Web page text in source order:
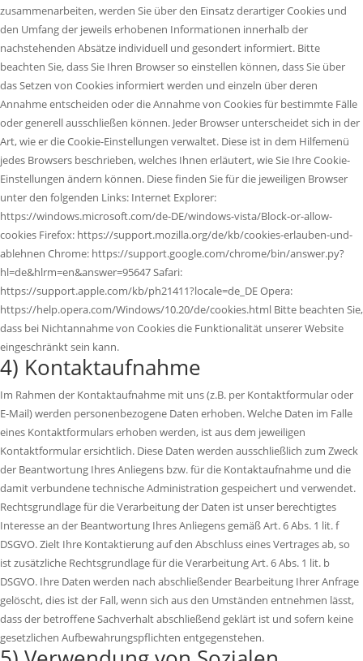
zusammenarbeiten, werden Sie über den Einsatz derartiger Cookies und
den Umfang der jeweils erhobenen Informationen innerhalb der
nachstehenden Absätze individuell und gesondert informiert. Bitte
beachten Sie, dass Sie Ihren Browser so einstellen können, dass Sie über
das Setzen von Cookies informiert werden und einzeln über deren
Annahme entscheiden oder die Annahme von Cookies für bestimmte Fälle
oder generell ausschließen können. Jeder Browser unterscheidet sich in der
Art, wie er die Cookie-Einstellungen verwaltet. Diese ist in dem Hilfemenü
jedes Browsers beschrieben, welches Ihnen erläutert, wie Sie Ihre Cookie-
Einstellungen ändern können. Diese finden Sie für die jeweiligen Browser
unter den folgenden Links: Internet Explorer:
https://windows.microsoft.com/de-DE/windows-vista/Block-or-allow-
cookies Firefox: https://support.mozilla.org/de/kb/cookies-erlauben-und-
ablehnen Chrome: https://support.google.com/chrome/bin/answer.py?
hl=de&hlrm=en&answer=95647 Safari:
https://support.apple.com/kb/ph21411?locale=de_DE Opera:
https://help.opera.com/Windows/10.20/de/cookies.html Bitte beachten Sie,
dass bei Nichtannahme von Cookies die Funktionalität unserer Website
eingeschränkt sein kann.
4) Kontaktaufnahme
Im Rahmen der Kontaktaufnahme mit uns (z.B. per Kontaktformular oder
E-Mail) werden personenbezogene Daten erhoben. Welche Daten im Falle
eines Kontaktformulars erhoben werden, ist aus dem jeweiligen
Kontaktformular ersichtlich. Diese Daten werden ausschließlich zum Zweck
der Beantwortung Ihres Anliegens bzw. für die Kontaktaufnahme und die
damit verbundene technische Administration gespeichert und verwendet.
Rechtsgrundlage für die Verarbeitung der Daten ist unser berechtigtes
Interesse an der Beantwortung Ihres Anliegens gemäß Art. 6 Abs. 1 lit. f
DSGVO. Zielt Ihre Kontaktierung auf den Abschluss eines Vertrages ab, so
ist zusätzliche Rechtsgrundlage für die Verarbeitung Art. 6 Abs. 1 lit. b
DSGVO. Ihre Daten werden nach abschließender Bearbeitung Ihrer Anfrage
gelöscht, dies ist der Fall, wenn sich aus den Umständen entnehmen lässt,
dass der betroffene Sachverhalt abschließend geklärt ist und sofern keine
gesetzlichen Aufbewahrungspflichten entgegenstehen.